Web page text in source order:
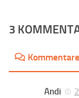
3
Kommentare
Andi